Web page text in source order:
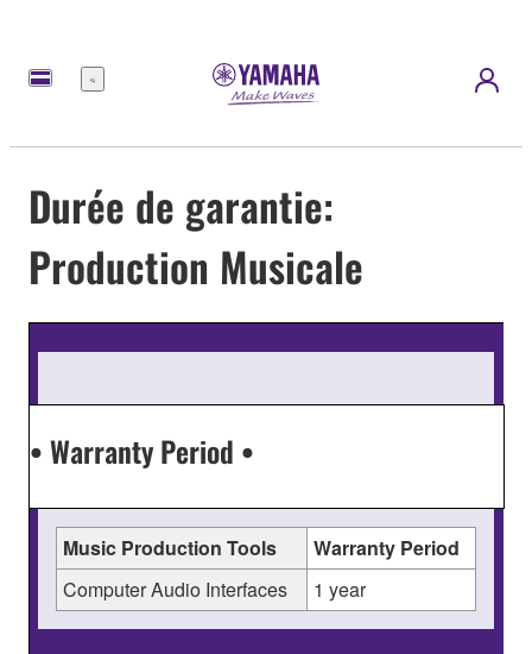
Menu
Durée de garantie:
Production Musicale
• Warranty Period •
Music Production Tools
Warranty Period
Computer Audio Interfaces
1 year